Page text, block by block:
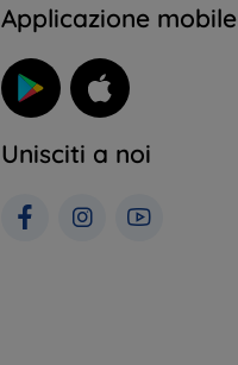
Applicazione mobile
Unisciti a noi